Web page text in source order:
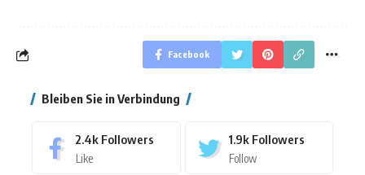
Facebook
Bleiben Sie in Verbindung
2.4k Followers
Like
1.9k Followers
Follow